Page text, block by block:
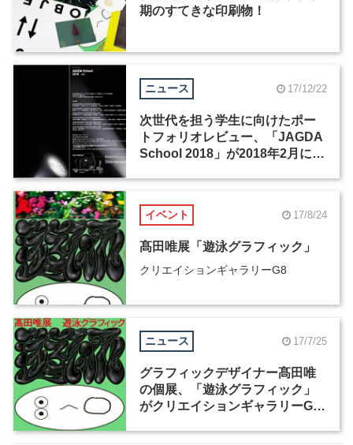
期のすてきな印刷物！
ニュース 17/12/22
次世代を担う学生に向けたポー
トフォリオレビュー、「JAGDA
School 2018」が2018年2月に開
イベント 17/8/24
髙田唯展「遊泳グラフィック」
クリエイションギャラリーG8
ニュース 17/7/25
グラフィックデザイナー髙田唯
の個展、「遊泳グラフィック」
がクリエイションギャラリーG8